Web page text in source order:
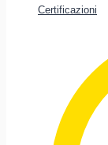
Certificazioni